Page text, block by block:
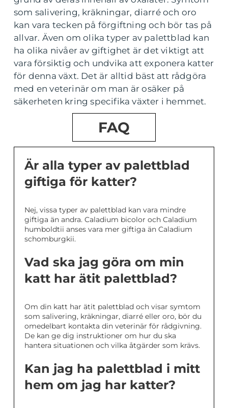
som salivering, kräkningar, diarré och oro
kan vara tecken på förgiftning och bör tas på
allvar. Även om olika typer av palettblad kan
ha olika nivåer av giftighet är det viktigt att
vara försiktig och undvika att exponera katter
för denna växt. Det är alltid bäst att rådgöra
med en veterinär om man är osäker på
säkerheten kring specifika växter i hemmet.
FAQ
Är alla typer av palettblad
giftiga för katter?
Nej, vissa typer av palettblad kan vara mindre
giftiga än andra. Caladium bicolor och Caladium
humboldtii anses vara mer giftiga än Caladium
schomburgkii.
Vad ska jag göra om min
katt har ätit palettblad?
Om din katt har ätit palettblad och visar symtom
som salivering, kräkningar, diarré eller oro, bör du
omedelbart kontakta din veterinär för rådgivning.
De kan ge dig instruktioner om hur du ska
hantera situationen och vilka åtgärder som krävs.
Kan jag ha palettblad i mitt
hem om jag har katter?